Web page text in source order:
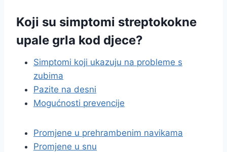
Koji su simptomi streptokokne
upale grla kod djece?
Simptomi koji ukazuju na probleme s
zubima
Pazite na desni
Mogućnosti prevencije
Promjene u prehrambenim navikama
Promjene u snu